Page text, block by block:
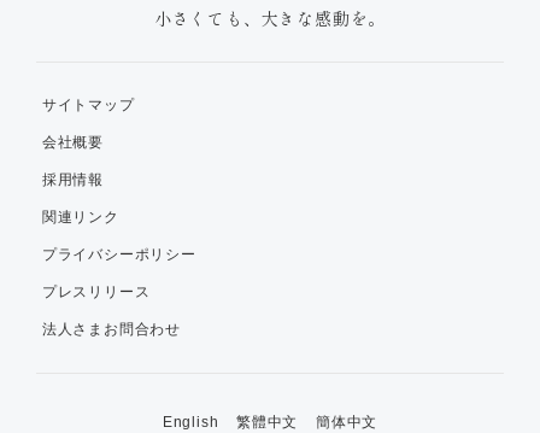
小さくても、大きな感動を。
サイトマップ
会社概要
採用情報
関連リンク
プライバシーポリシー
プレスリリース
法人さまお問合わせ
English 繁體中文 簡体中文